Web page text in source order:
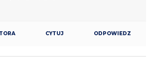
CYTUJ ODPOWIEDZ